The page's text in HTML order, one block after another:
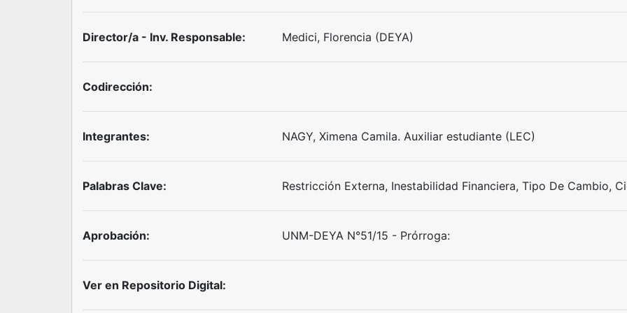
Director/a - Inv. Responsable: Medici, Florencia (DEYA)
Codirección:
Integrantes: NAGY, Ximena Camila. Auxiliar estudiante (LEC)
Palabras Clave: Restricción Externa, Inestabilidad Financiera, Tipo De Cambio,
Aprobación: UNM-DEYA N°51/15 - Prórroga:
Ver en Repositorio Digital: